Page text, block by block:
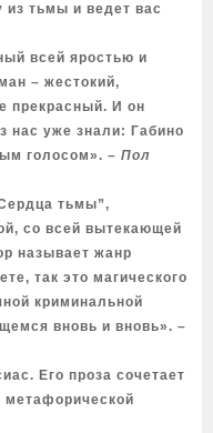
из тьмы и ведет вас
всей яростью и
– жестокий,
прекрасный. И он
нас уже знали: Габино
голосом». – Пол
тьмы”,
со всей вытекающей
называет жанр
так это магического
криминальной
вновь и вновь». –
Его проза сочетает
метафорической